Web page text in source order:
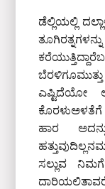
ಡೆಲ್ಲಿಯಲ್ಲಿ
ಎಷ್ಟಿದೆಯೋ
ಕೊರಳುಅಳತೆಗೆ
ಹಾರ
ಸಲ್ಲುವ